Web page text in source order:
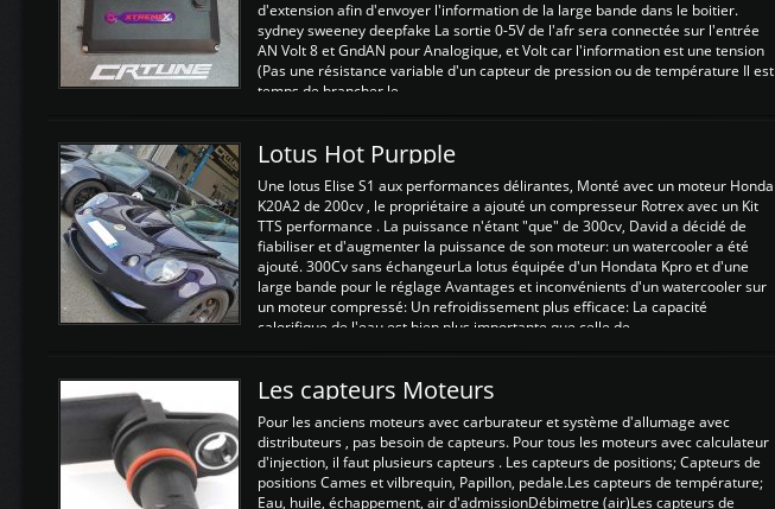
d'extension afin d'envoyer l'information de la large bande dans le boitier.
sydney sweeney deepfake La sortie 0-5V de l'afr sera connectée sur l'entrée
AN Volt 8 et GndAN pour Analogique, et Volt car l'information est une tension
(Pas une résistance variable d'un capteur de pression ou de température Il est
temps de brancher le ...
Lotus Hot Purpple
Une lotus Elise S1 aux performances délirantes, Monté avec un moteur Honda
K20A2 de 200cv , le propriétaire a ajouté un compresseur Rotrex avec un Kit
TTS performance . La puissance n'étant "que" de 300cv, David a décidé de
fiabiliser et d'augmenter la puissance de son moteur: un watercooler a été
ajouté. 300Cv sans échangeurLa lotus équipée d'un Hondata Kpro et d'une
large bande pour le réglage Avantages et inconvénients d'un watercooler sur
un moteur compressé: Un refroidissement plus efficace: La capacité
calorifique de l'eau est bien plus importante que celle de ...
Les capteurs Moteurs
Pour les anciens moteurs avec carburateur et système d'allumage avec
distributeurs , pas besoin de capteurs. Pour tous les moteurs avec calculateur
d'injection, il faut plusieurs capteurs . Les capteurs de positions; Capteurs de
positions Cames et vilbrequin, Papillon, pedale.Les capteurs de température;
Eau, huile, échappement, air d'admissionDébimetre (air)Les capteurs de